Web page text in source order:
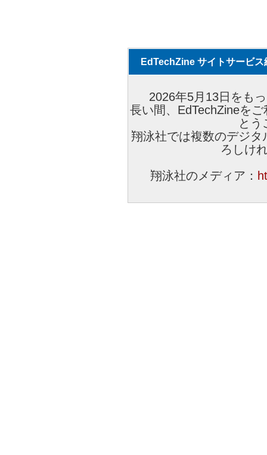
EdTechZine サイトサービス
2026年5月13日をも
長い間、EdTechZineを
とう
翔泳社では複数のデジ
ろしけ
翔泳社のメディア：